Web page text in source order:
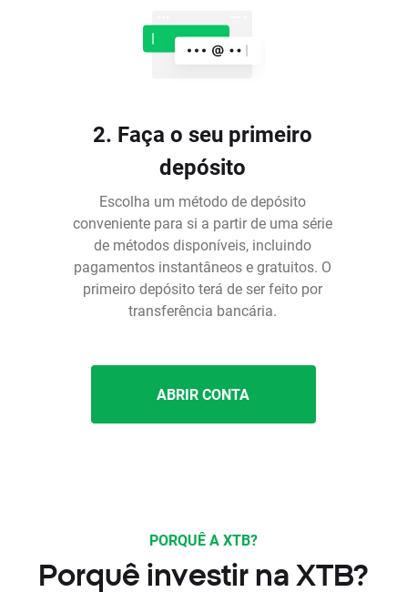
2. Faça o seu primeiro
depósito
Escolha um método de depósito
conveniente para si a partir de uma série
de métodos disponíveis, incluindo
pagamentos instantâneos e gratuitos. O
primeiro depósito terá de ser feito por
transferência bancária.
ABRIR CONTA
PORQUÊ A XTB?
Porquê investir na XTB?